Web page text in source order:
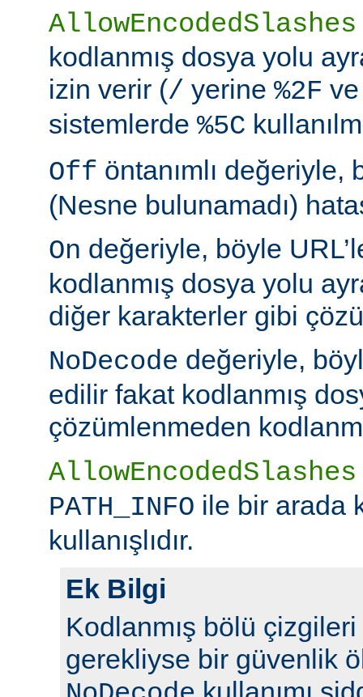
AllowEncodedSlashes
kodlanmış dosya yolu
izin verir (/ yerine %2F
sistemlerde %5C
Off öntanımlı değeriyle,
(Nesne bulunamadı)
On değeriyle, böyle
kodlanmış dosya yolu
diğer karakterler gibi
NoDecode değeriyle,
edilir fakat kodlanmış
çözümlenmeden
AllowEncodedSlashes
PATH_INFO ile bir arada
kullanışlıdır.
Ek Bilgi
Kodlanmış bölü
gerekliyse bir güvenlik